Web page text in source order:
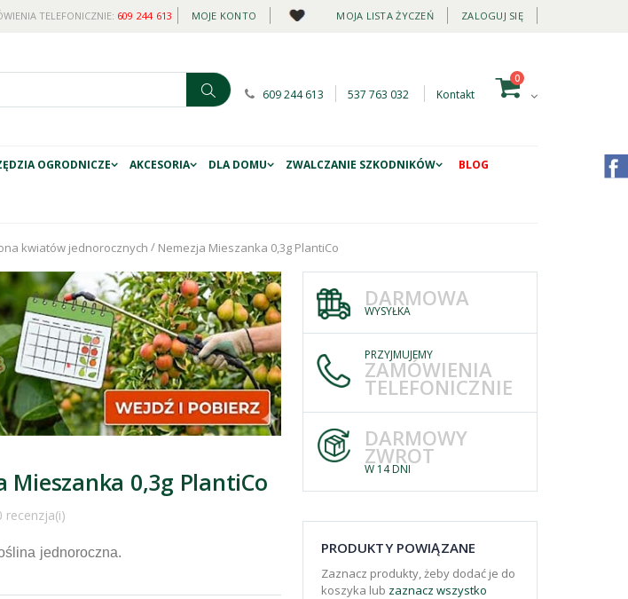
MOJE KONTO MOJA LISTA ŻYCZEŃ ZALOGUJ SIĘ
TELEFONICZNIE: 609 244 613
609 244 613 537 763 032 Kontakt
0
OGRODNICZE AKCESORIA DLA DOMU ZWALCZANIE SZKODNIKÓW BLOG
kwiatów jednorocznych / Nemezja Mieszanka 0,3g PlantiCo
Mieszanka 0,3g PlantiCo
recenzja(i)
jednoroczna.
DARMOWA
WYSYŁKA
PRZYJMUJEMY
ZAMÓWIENIA
TELEFONICZNIE
DARMOWY
ZWROT
W 14 DNI
PRODUKTY POWIĄZANE
Zaznacz produkty, żeby dodać je do
koszyka lub zaznacz wszystko